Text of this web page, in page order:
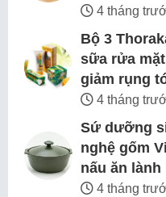
4 tháng
Bộ 3
sữa rửa
giảm rụng
4 tháng
Sứ dưỡng
nghệ gốm
nấu ăn lành
4 tháng